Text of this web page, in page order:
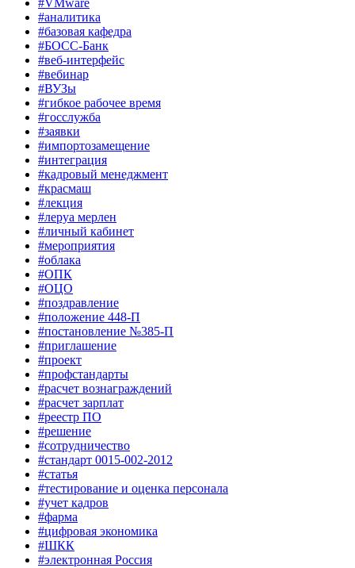
#VMware
#аналитика
#базовая кафедра
#БОСС-Банк
#веб-интерфейс
#вебинар
#ВУЗы
#гибкое рабочее время
#госслужба
#заявки
#импортозамещение
#интеграция
#кадровый менеджмент
#красмаш
#лекция
#леруа мерлен
#личный кабинет
#мероприятия
#облака
#ОПК
#ОЦО
#поздравление
#положение 448-П
#постановление №385-П
#приглашение
#проект
#профстандарты
#расчет вознаграждений
#расчет зарплат
#реестр ПО
#решение
#сотрудничество
#стандарт 0015-002-2012
#статья
#тестирование и оценка персонала
#учет кадров
#фарма
#цифровая экономика
#ШКК
#электронная Россия